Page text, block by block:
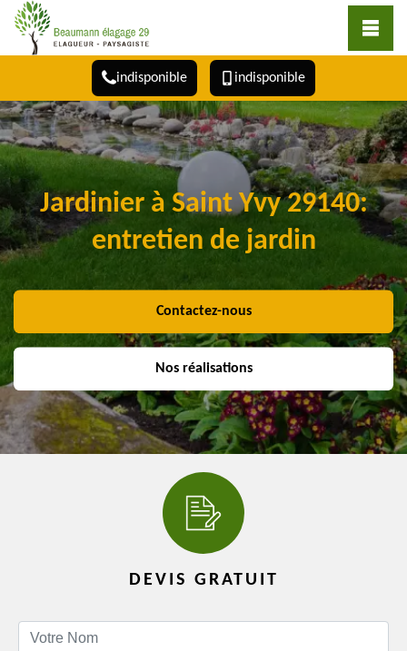
indisponible indisponible
Jardinier à Saint Yvy 29140:
entretien de jardin
Contactez-nous
Nos réalisations
DEVIS GRATUIT